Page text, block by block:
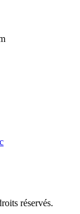
réservés.